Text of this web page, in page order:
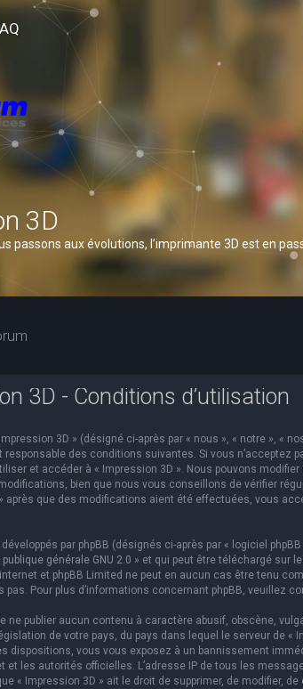
3D
passons aux évolutions, l’imprimante 3D est en
3D - Conditions d’utilisation
3D » (désigné ci-après par « nous », « notre », «
responsable des conditions suivantes. Si vous
et accéder à « Impression 3D ». Nous pouvons
bien que nous vous conseillons de vérifier
après que des modifications aient été effectuées, vous
par phpBB (désignés ci-après par « logiciel
publique générale GNU 2.0 » et qui peut être téléchargé sur
et phpBB Limited ne peut en aucun cas être tenu
pas. Pour plus d’informations concernant phpBB, veuillez
ne publier aucun contenu à caractère abusif, obscène,
de votre pays, du pays dans lequel le serveur de «
dispositions, vous vous exposez à un bannissement
et les autorités officielles. L’adresse IP de tous les
« Impression 3D » ait le droit de supprimer, de modifier,